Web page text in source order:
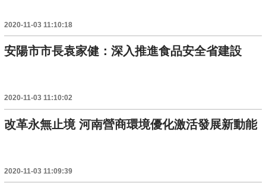
2020-11-03 11:10:18
安陽市市長袁家健：深入推進食品安全省建設
2020-11-03 11:10:02
改革永無止境 河南營商環境優化激活發展新動能
2020-11-03 11:09:39